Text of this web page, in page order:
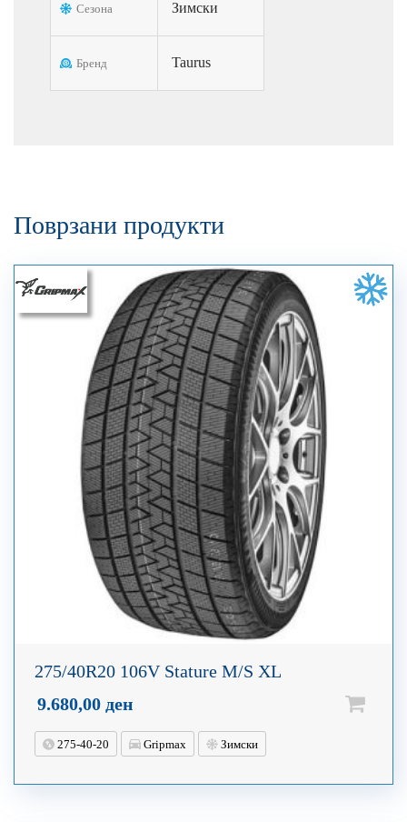
Сезона Зимски
Бренд Taurus
Поврзани продукти
275/40R20 106V Stature M/S XL
9.680,00 ден
275-40-20 Gripmax Зимски